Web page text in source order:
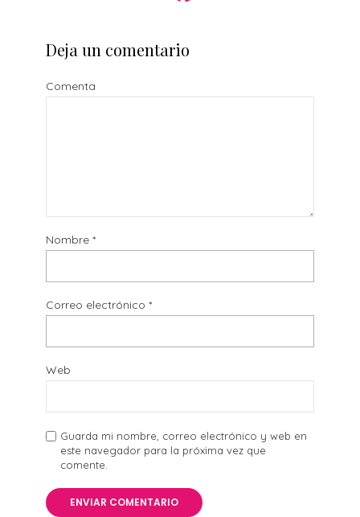
Deja un comentario
Comenta
Nombre *
Correo electrónico *
Web
Guarda mi nombre, correo electrónico y web en
este navegador para la próxima vez que
comente.